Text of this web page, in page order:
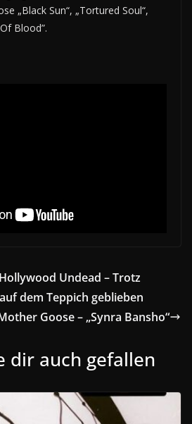
„Black Sun“, „Tortured Soul“,
Blood”.
Undead – Trotz
dem Teppich geblieben
Goose – „Synra Bansho“
dir auch gefallen